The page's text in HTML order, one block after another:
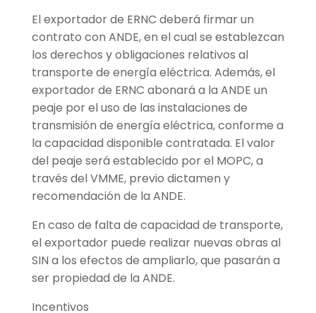
El exportador de ERNC deberá firmar un
contrato con ANDE, en el cual se establezcan
los derechos y obligaciones relativos al
transporte de energía eléctrica. Además, el
exportador de ERNC abonará a la ANDE un
peaje por el uso de las instalaciones de
transmisión de energía eléctrica, conforme a
la capacidad disponible contratada. El valor
del peaje será establecido por el MOPC, a
través del VMME, previo dictamen y
recomendación de la ANDE.
En caso de falta de capacidad de transporte,
el exportador puede realizar nuevas obras al
SIN a los efectos de ampliarlo, que pasarán a
ser propiedad de la ANDE.
Incentivos